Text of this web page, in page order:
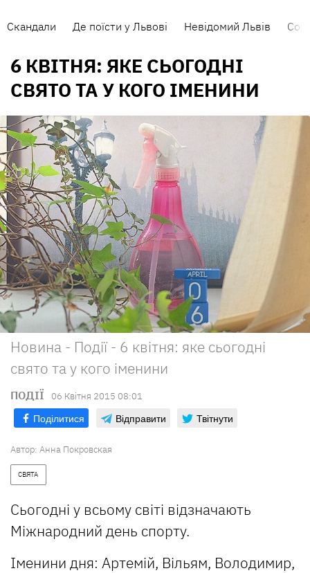
Скандали Де поїсти у Львові Невідомий Львів
6 КВІТНЯ: ЯКЕ СЬОГОДНІ
СВЯТО ТА У КОГО ІМЕНИНИ
Новина - Події - 6 квітня: яке сьогодні
свято та у кого іменини
ПОДІЇ 06 Квiтня 2015 08:01
Поділитися Відправити Твітнути
Автор: Анна Покровская
СВЯТА
Сьогодні у всьому світі відзначають
Міжнародний день спорту.
Іменини дня: Артемій, Вільям, Володимир,